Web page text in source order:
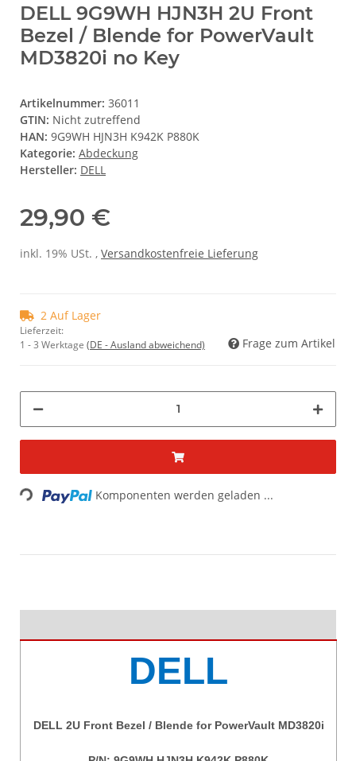
DELL 9G9WH HJN3H 2U Front
Bezel / Blende for PowerVault
MD3820i no Key
Artikelnummer: 36011
GTIN: Nicht zutreffend
HAN: 9G9WH HJN3H K942K P880K
Kategorie: Abdeckung
Hersteller: DELL
29,90 €
inkl. 19% USt. , Versandkostenfreie Lieferung
2 Auf Lager
Lieferzeit:
1 - 3 Werktage (DE - Ausland abweichend) Frage zum Artikel
Loading... Komponenten werden geladen ...
DELL
DELL 2U Front Bezel / Blende for PowerVault MD3820i